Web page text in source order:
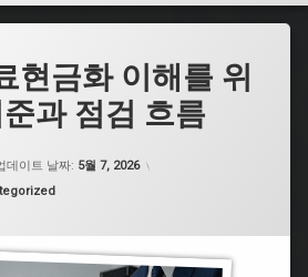
현금화 이해를 위
과 점검 흐름
데이트 날짜: 5월 7, 2026
리: